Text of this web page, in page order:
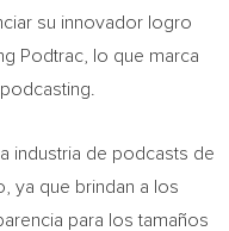
su innovador logro
Podtrac, lo que marca
industria de podcasts de
ya que brindan a los
para los tamaños